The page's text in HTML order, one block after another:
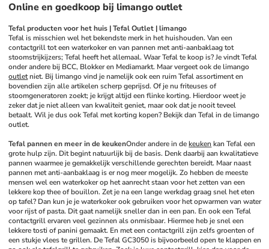
Online en goedkoop bij limango outlet
Tefal producten voor het huis | Tefal Outlet | limango
Tefal is misschien wel het bekendste merk in het huishouden. Van een
contactgrill tot een waterkoker en van pannen met anti-aanbaklaag tot
stoomstrijkijzers; Tefal heeft het allemaal. Waar Tefal te koop is? Je vindt Tefal
outlet niet. Bij limango vind je namelijk ook een ruim Tefal assortiment en
bovendien zijn alle artikelen scherp geprijsd. Of je nu friteuses of
stoomgeneratoren zoekt; je krijgt altijd een flinke korting. Hierdoor weet je
zeker dat je niet alleen van kwaliteit geniet, maar ook dat je nooit teveel
betaalt. Wil je dus ook Tefal met korting kopen? Bekijk dan Tefal in de limango
outlet.
Tefal pannen en meer in de keukenOnder andere in de keuken kan Tefal een
grote hulp zijn. Dit begint natuurlijk bij de basis. Denk daarbij aan kwalitatieve
pannen waarmee je gemakkelijk verschillende gerechten bereidt. Maar naast
pannen met anti-aanbaklaag is er nog meer mogelijk. Zo hebben de meeste
mensen wel een waterkoker op het aanrecht staan voor het zetten van een
lekkere kop thee of bouillon. Zet je na een lange werkdag graag snel het eten
op tafel? Dan kun je je waterkoker ook gebruiken voor het opwarmen van water
voor rijst of pasta. Dit gaat namelijk sneller dan in een pan. En ook een Tefal
contactgrill ervaren veel gezinnen als onmisbaar. Hiermee heb je snel een
lekkere tosti of panini gemaakt. En met een contactgrill zijn zelfs groenten of
een stukje vlees te grillen. De Tefal GC3050 is bijvoorbeeld open te klappen en